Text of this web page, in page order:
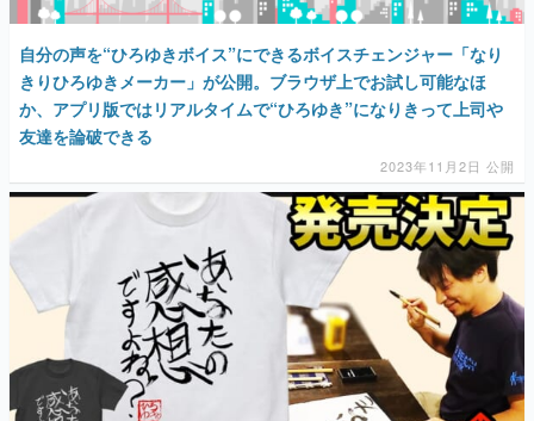
自分の声を“ひろゆきボイス”にできるボイスチェンジャー「なり
きりひろゆきメーカー」が公開。ブラウザ上でお試し可能なほ
か、アプリ版ではリアルタイムで“ひろゆき”になりきって上司や
友達を論破できる
2023年11月2日 公開